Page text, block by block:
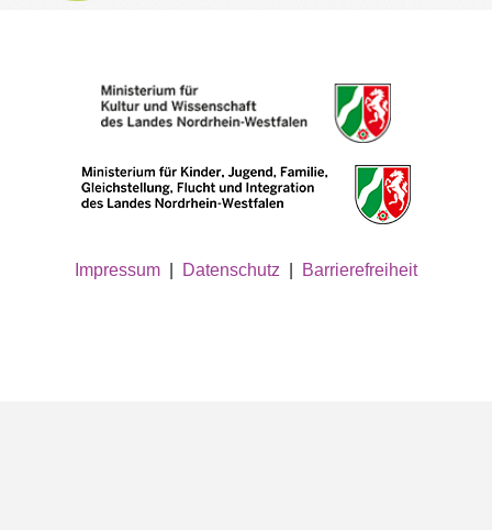
Impressum Datenschutz Barrierefreiheit